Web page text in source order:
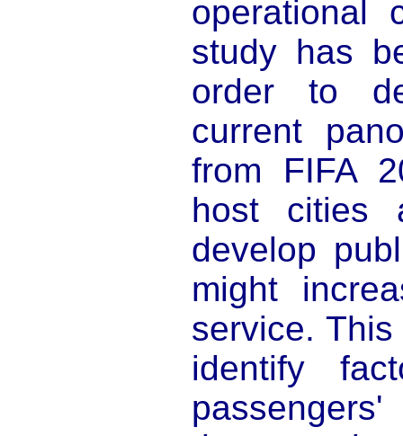
operational
study has
order to
current
from FIFA
host cities
develop
might
service.
identify